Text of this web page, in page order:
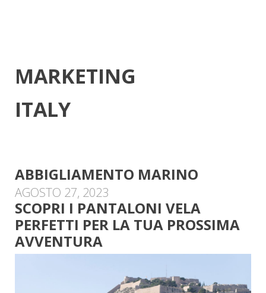
MARKETING
ITALY
ABBIGLIAMENTO MARINO
AGOSTO 27, 2023
SCOPRI I PANTALONI VELA
PERFETTI PER LA TUA PROSSIMA
AVVENTURA